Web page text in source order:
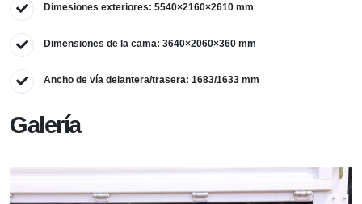
Dimesiones exteriores: 5540×2160×2610 mm
Dimensiones de la cama: 3640×2060×360 mm
Ancho de vía delantera/trasera: 1683/1633 mm
Galería